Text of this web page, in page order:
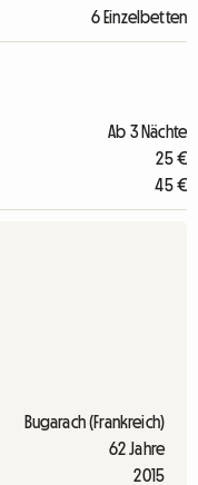
6 Einzelbetten
Ab 3 Nächte
25 €
45 €
Bugarach (Frankreich)
62 Jahre
2015